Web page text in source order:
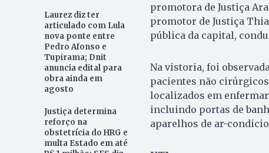
Laurez diz ter
articulado com Lula
nova ponte entre
Pedro Afonso e
Tupirama; Dnit
anuncia edital para
obra ainda em
agosto
Justiça determina
reforço na
obstetrícia do HRG e
multa Estado em até
promotora de Justiça
promotor de Justiça
pública da capital,
Na vistoria, foi
pacientes não cirúrgicos
localizados em
incluindo portas de
aparelhos de ar-